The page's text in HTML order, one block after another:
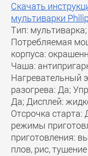
Скачать
мультиварки
Тип:
Потребляемая
корпуса:
Чаша:
Нагревательный
разогрева: Да;
Да; Дисплей:
Отсрочка старта:
режимы
приготовления:
плов, рис,